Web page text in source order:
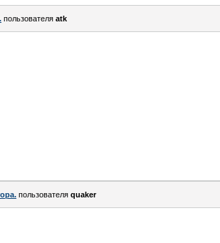
пользователя atk
пользователя quaker